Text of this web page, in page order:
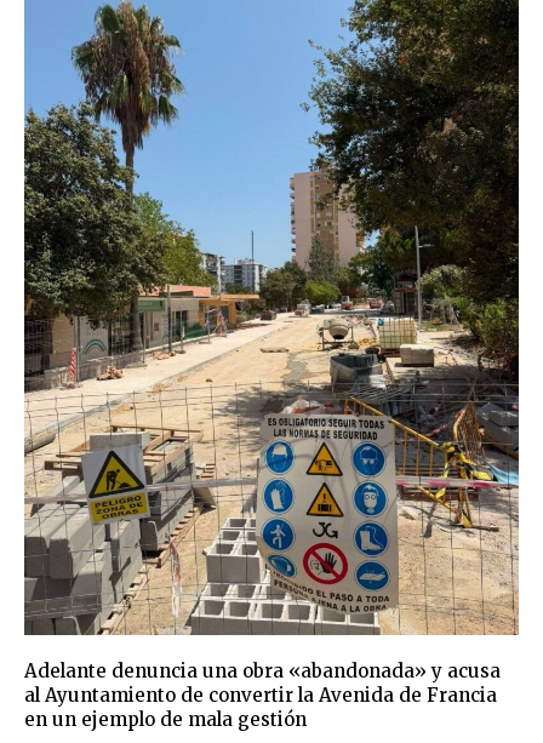
Adelante denuncia una obra «abandonada» y acusa
al Ayuntamiento de convertir la Avenida de Francia
en un ejemplo de mala gestión